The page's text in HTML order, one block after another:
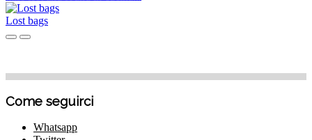
Lost bags
Come seguirci
Whatsapp